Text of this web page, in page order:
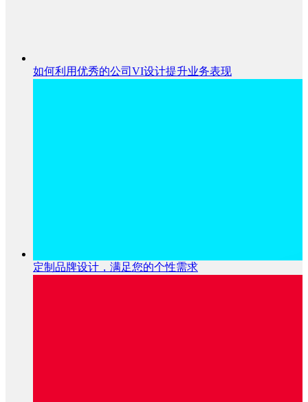
如何利用优秀的公司VI设计提升业务表现
定制品牌设计，满足您的个性需求